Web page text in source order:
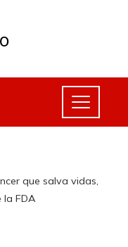
que salva vidas,
la FDA